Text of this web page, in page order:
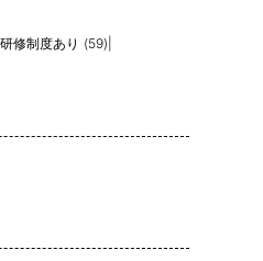
研修制度あり (59)